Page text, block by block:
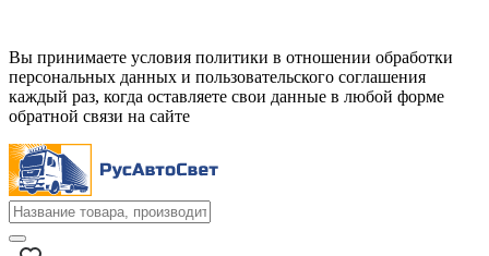
Вы принимаете условия политики в отношении обработки
персональных данных и пользовательского соглашения
каждый раз, когда оставляете свои данные в любой форме
обратной связи на сайте